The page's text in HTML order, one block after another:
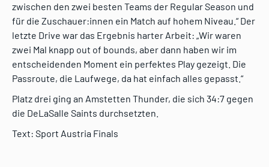
zwischen den zwei besten Teams der Regular Season und
für die Zuschauer:innen ein Match auf hohem Niveau.“ Der
letzte Drive war das Ergebnis harter Arbeit: „Wir waren
zwei Mal knapp out of bounds, aber dann haben wir im
entscheidenden Moment ein perfektes Play gezeigt. Die
Passroute, die Laufwege, da hat einfach alles gepasst.“
Platz drei ging an Amstetten Thunder, die sich 34:7 gegen
die DeLaSalle Saints durchsetzten.
Text: Sport Austria Finals